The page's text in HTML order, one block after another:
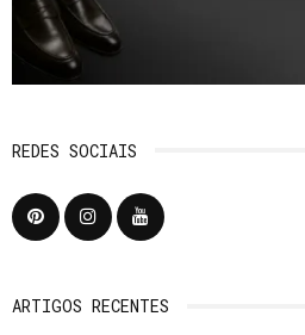
REDES SOCIAIS
ARTIGOS RECENTES